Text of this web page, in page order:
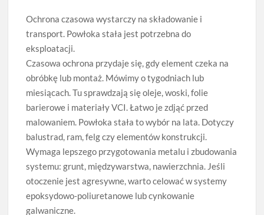
Ochrona czasowa wystarczy na składowanie i
transport. Powłoka stała jest potrzebna do
eksploatacji.
Czasowa ochrona przydaje się, gdy element czeka na
obróbkę lub montaż. Mówimy o tygodniach lub
miesiącach. Tu sprawdzają się oleje, woski, folie
barierowe i materiały VCI. Łatwo je zdjąć przed
malowaniem. Powłoka stała to wybór na lata. Dotyczy
balustrad, ram, felg czy elementów konstrukcji.
Wymaga lepszego przygotowania metalu i zbudowania
systemu: grunt, międzywarstwa, nawierzchnia. Jeśli
otoczenie jest agresywne, warto celować w systemy
epoksydowo‑poliuretanowe lub cynkowanie
galwaniczne.